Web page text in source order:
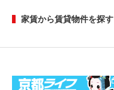
家賃から賃貸物件を探す